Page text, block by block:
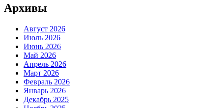
Архивы
Август 2026
Июль 2026
Июнь 2026
Май 2026
Апрель 2026
Март 2026
Февраль 2026
Январь 2026
Декабрь 2025